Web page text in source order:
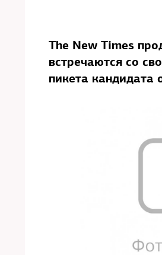
The New Times
встречаются со
пикета кандидата